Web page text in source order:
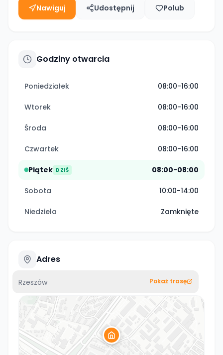
Nawiguj Udostępnij Polub
Godziny otwarcia
Poniedziałek 08:00-16:00
Wtorek 08:00-16:00
Środa 08:00-16:00
Czwartek 08:00-16:00
Piątek DZIŚ 08:00-08:00
Sobota 10:00-14:00
Niedziela Zamknięte
Adres
Rzeszów Pokaż trasę